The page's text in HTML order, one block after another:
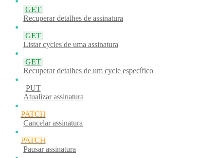
GET
Recuperar detalhes de assinatura
GET
Listar cycles de uma assinatura
GET
Recuperar detalhes de um cycle específico
PUT
Atualizar assinatura
PATCH
Cancelar assinatura
PATCH
Pausar assinatura